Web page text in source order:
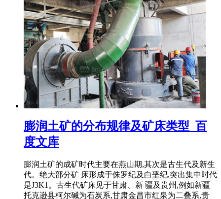
膨润土矿的分布规律及矿床类型_百
度文库
膨润土矿的成矿时代主要在燕山期,其次是古生代及新生
代。绝大部分矿 床形成于侏罗纪及白垩纪,突出集中时代
是J3K1。古生代矿床见于甘肃、新 疆及贵州,例如新疆
托克逊县柯尔碱为石炭系,甘肃金昌市红泉为二叠系,贵